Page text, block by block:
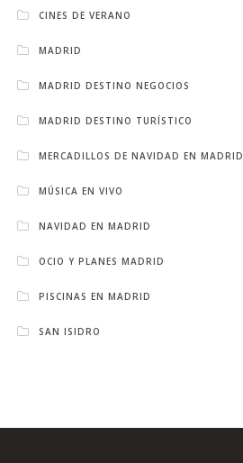
CINES DE VERANO
MADRID
MADRID DESTINO NEGOCIOS
MADRID DESTINO TURÍSTICO
MERCADILLOS DE NAVIDAD EN MADRID
MÚSICA EN VIVO
NAVIDAD EN MADRID
OCIO Y PLANES MADRID
PISCINAS EN MADRID
SAN ISIDRO